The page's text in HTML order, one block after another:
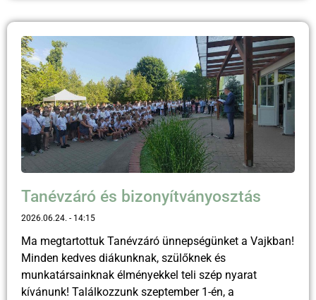
Tanévzáró és bizonyítványosztás
2026.06.24. 14:15
Ma megtartottuk Tanévzáró ünnepségünket a Vajkban!
Minden kedves diákunknak, szülőknek és
munkatársainknak élményekkel teli szép nyarat
kívánunk! Találkozzunk szeptember 1-én, a